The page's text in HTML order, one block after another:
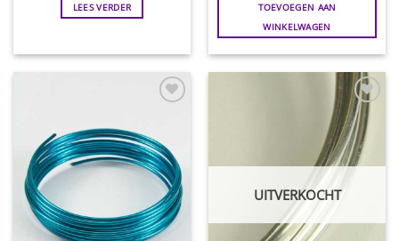
LEES VERDER
TOEVOEGEN AAN
WINKELWAGEN
wenslijst
Toevoegen
aan
wenslijst
UITVERKOCHT